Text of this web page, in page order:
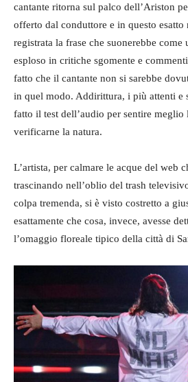
cantante ritorna sul palco dell’Ariston
offerto dal conduttore e in questo esatto
registrata la frase che suonerebbe come
esploso in critiche sgomente e
fatto che il cantante non si sarebbe
in quel modo. Addirittura, i più attenti e
fatto il test dell’audio per sentire meglio
verificarne la natura.
L’artista, per calmare le acque del web
trascinando nell’oblio del trash
colpa tremenda, si è visto costretto a
esattamente che cosa, invece, avesse
l’omaggio floreale tipico della città di